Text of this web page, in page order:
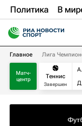
Политика В
Главное Лига
Матч-
центр
Теннис
Завершен